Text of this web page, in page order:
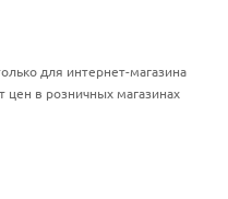
для интернет-магазина
цен в розничных магазинах